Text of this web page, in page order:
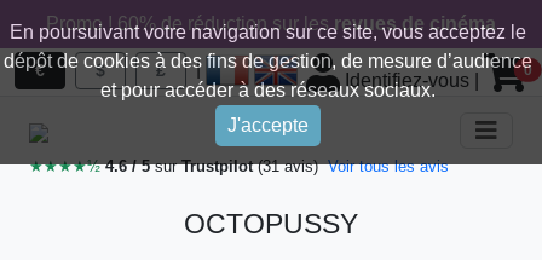
En poursuivant votre navigation sur ce site, vous acceptez le
dépôt de cookies à des fins de gestion, de mesure d’audience
et pour accéder à des réseaux sociaux.
J'accepte
Promo ! 60% de réduction sur lesrevues de cinéma
€ $ £ |
Identifiez-vous 0
★★★★½4.6 / 5surTrustpilot(31 avis) Voir tous les avis
OCTOPUSSY